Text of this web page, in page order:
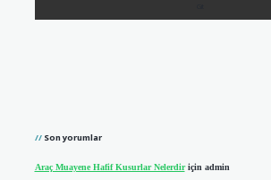
Son yorumlar
Araç Muayene Hafif Kusurlar Nelerdiriçin admin